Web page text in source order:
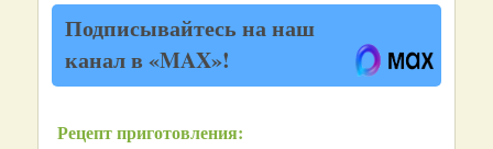
Подписывайтесь на наш
канал в «MAX»!
Рецепт приготовления: